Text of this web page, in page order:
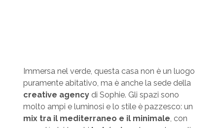
Immersa nel verde, questa casa non è un luogo
puramente abitativo, ma è anche la sede della
creative agencydi Sophie. Gli spazi sono
molto ampi e luminosi e lo stile è pazzesco: un
mix tra il mediterraneo e il minimale , con